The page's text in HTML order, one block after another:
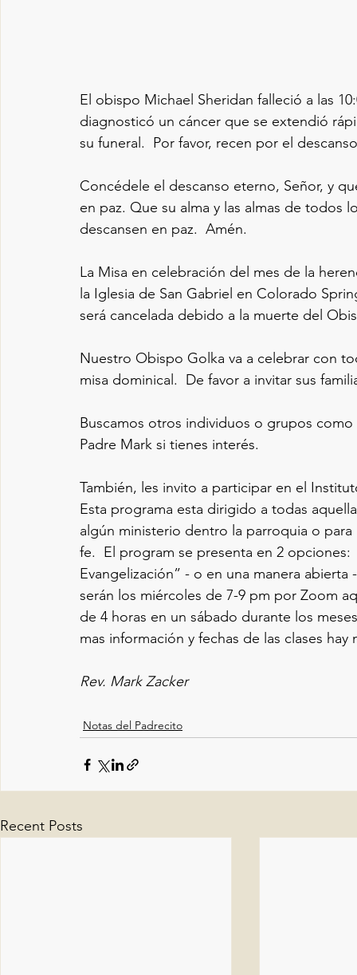
El obispo Michael Sheridan falleció a las
diagnosticó un cáncer que se extendió
su funeral.  Por favor, recen por el
Concédele el descanso eterno, Señor, y
en paz. Que su alma y las almas de
descansen en paz.  Amén.
La Misa en celebración del mes de la
la Iglesia de San Gabriel en Colorado
será cancelada debido a la muerte del
Nuestro Obispo Golka va a celebrar con
misa dominical.  De favor a invitar sus
Buscamos otros individuos o grupos
Padre Mark si tienes interés.
También, les invito a participar en el
Esta programa esta dirigido a todas
algún ministerio dentro la parroquia o
fe.  El program se presenta en 2
Evangelización” - o en una manera
serán los miércoles de 7-9 pm por Zoom
de 4 horas en un sábado durante los
mas información y fechas de las clases
Rev. Mark Zacker
Notas del Padrecito
Recent Posts